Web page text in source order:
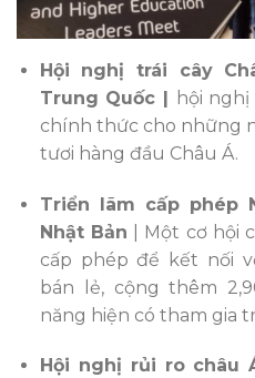
Hội nghị trái cây
Trung Quốc | hội
chính thức cho những
tươi hàng đầu Châu Á.
Triển lãm cấp phép
Nhật Bản
Một cơ hội
cấp phép để kết nối
bán lẻ, cộng thêm
năng hiện có tham gia
Hội nghị rủi ro châu